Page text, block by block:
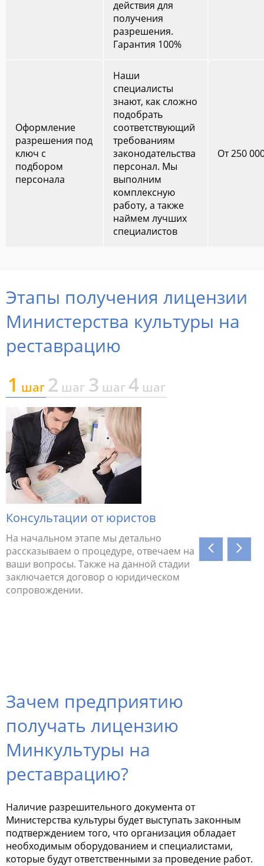
действия для
получения
разрешения.
Гарантия 100%
Оформление
разрешения под
ключ с
подбором
персонала
Наши
специалисты
знают, как сложно
подобрать
соответствующий
требованиям
законодательства
персонал. Мы
выполним
комплексную
работу, а также
наймем лучших
специалистов
От 250
Этапы получения лицензии
Министерства культуры на
реставрацию
1 шаг 2 шаг 3 шаг 4 шаг
Консультации от юристов
На начальном этапе мы детально
рассказываем о процедуре, отвечаем на
ваши вопросы. Также на данной стадии
заключается договор о юридическом
сопровождении.
Зачем предприятию
получать лицензию
Минкультуры на
реставрацию?
Наличие разрешительного документа от
Министерства культуры будет выступать законным
подтверждением того, что организация обладает
необходимым оборудованием и специалистами,
которые будут ответственными за проведение работ.